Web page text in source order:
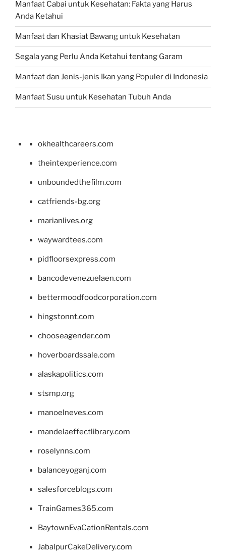
Manfaat Cabai untuk Kesehatan: Fakta yang Harus
Anda Ketahui
Manfaat dan Khasiat Bawang untuk Kesehatan
Segala yang Perlu Anda Ketahui tentang Garam
Manfaat dan Jenis-jenis Ikan yang Populer di Indonesia
Manfaat Susu untuk Kesehatan Tubuh Anda
okhealthcareers.com
theintexperience.com
unboundedthefilm.com
catfriends-bg.org
marianlives.org
waywardtees.com
pidfloorsexpress.com
bancodevenezuelaen.com
bettermoodfoodcorporation.com
hingstonnt.com
chooseagender.com
hoverboardssale.com
alaskapolitics.com
stsmp.org
manoelneves.com
mandelaeffectlibrary.com
roselynns.com
balanceyoganj.com
salesforceblogs.com
TrainGames365.com
BaytownEvaCationRentals.com
JabalpurCakeDelivery.com